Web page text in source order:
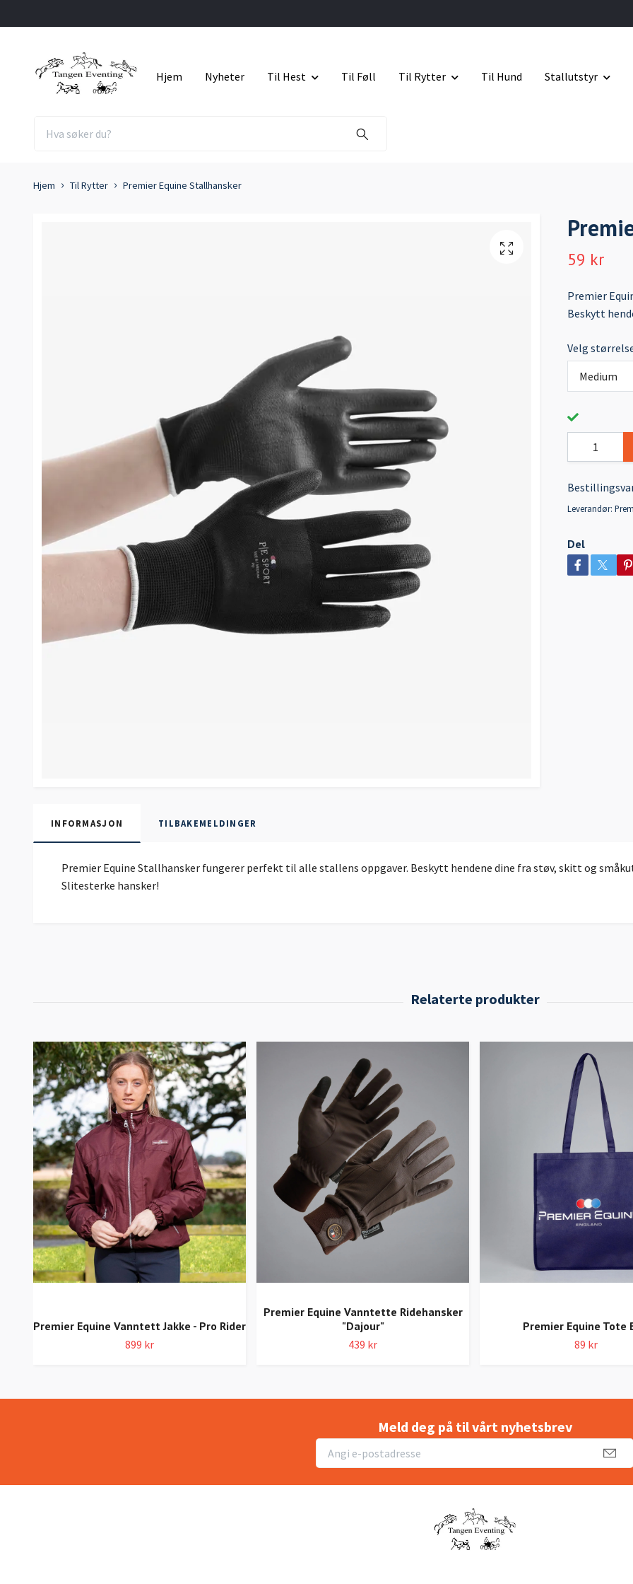
Hjem Nyheter Til Hest Til Føll Til Rytter Til Hund Stallutstyr
Hjem Til Rytter Premier Equine Stallhansker
59 kr
Premier
Beskytt
Velg
Medium
Leverandør:
Del
INFORMASJON TILBAKEMELDINGER
Premier Equine Stallhansker fungerer perfekt til alle stallens oppgaver. Beskytt hendene dine fra støv, skitt og
Slitesterke hansker!
Premier Equine Vanntett Jakke - Pro Rider
899 kr
Premier Equine Vanntette Ridehansker
"Dajour"
439 kr
Premier Equine Tote
89 kr
Meld deg på til vårt nyhetsbrev